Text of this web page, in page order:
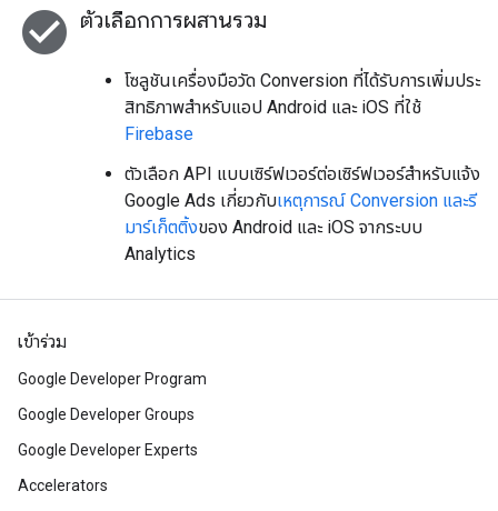
check_circle ตัวเลือกการผสานรวม
โซลูชันเครื่องมือวัด Conversion ที่ได้รับการเพิ่มประ
สิทธิภาพสําหรับแอป Android และ iOS ที่ใช้
Firebase
ตัวเลือก API แบบเซิร์ฟเวอร์ต่อเซิร์ฟเวอร์สําหรับแจ้ง
Google Ads เกี่ยวกับเหตุการณ์ Conversion และรี
มาร์เก็ตติ้งของ Android และ iOS จากระบบ
Analytics
เข้าร่วม
Google Developer Program
Google Developer Groups
Google Developer Experts
Accelerators